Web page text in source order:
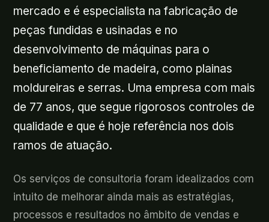
mercado e é especialista na fabricação de
peças fundidas e usinadas e no
desenvolvimento de máquinas para o
beneficiamento de madeira, como plainas
moldureiras e serras. Uma empresa com mais
de 77 anos, que segue rigorosos controles de
qualidade e que é hoje referência nos dois
ramos de atuação.
Os serviços de consultoria foram idealizados com
intuito de melhorar ainda mais as estratégias,
processos e resultados no âmbito de vendas e